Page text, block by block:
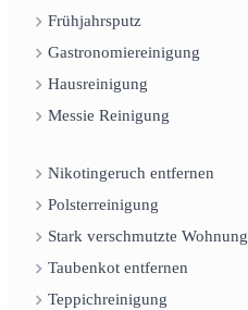
Frühjahrsputz
Gastronomiereinigung
Hausreinigung
Messie Reinigung
Nikotingeruch entfernen
Polsterreinigung
Stark verschmutzte Wohnung
Taubenkot entfernen
Teppichreinigung